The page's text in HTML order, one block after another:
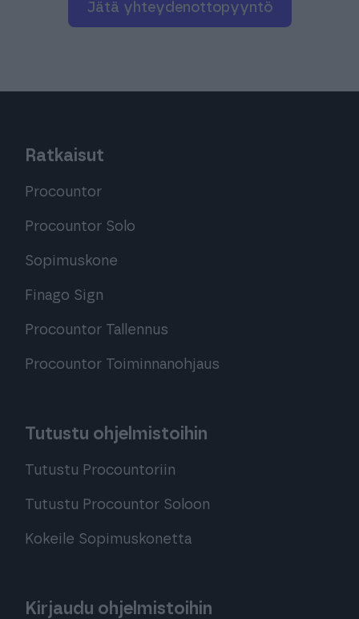
Jätä yhteydenottopyyntö
Ratkaisut
Procountor
Procountor Solo
Sopimuskone
Finago Sign
Procountor Tallennus
Procountor Toiminnanohjaus
Tutustu ohjelmistoihin
Tutustu Procountoriin
Tutustu Procountor Soloon
Kokeile Sopimuskonetta
Kirjaudu ohjelmistoihin